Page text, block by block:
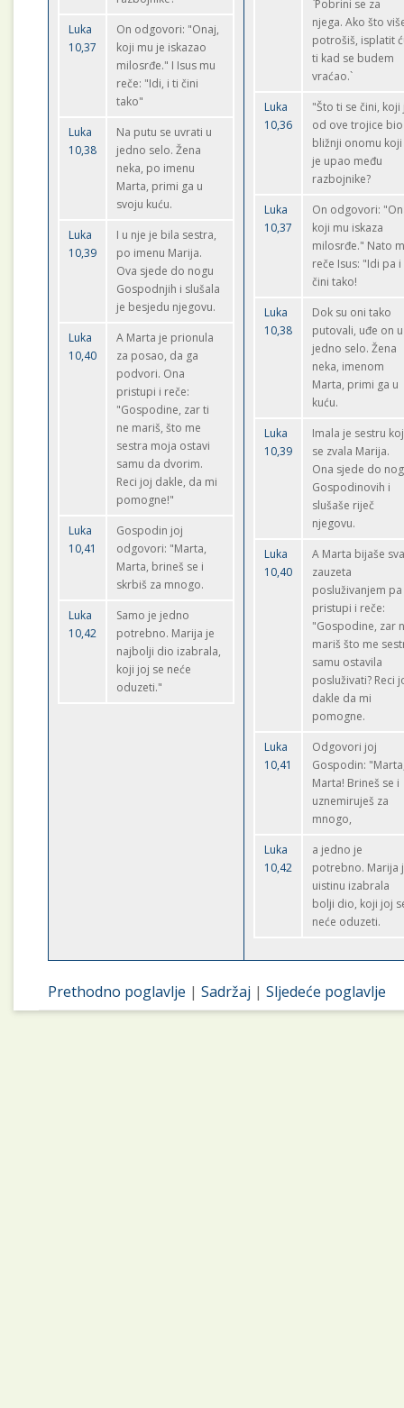
Luka
10,37
On odgovori: "Onaj,
koji mu je iskazao
milosrđe." I Isus mu
reče: "Idi, i ti čini
tako"
Luka
10,38
Na putu se uvrati u
jedno selo. Žena
neka, po imenu
Marta, primi ga u
svoju kuću.
Luka
10,39
I u nje je bila sestra,
po imenu Marija.
Ova sjede do nogu
Gospodnjih i slušala
je besjedu njegovu.
Luka
10,40
A Marta je prionula
za posao, da ga
podvori. Ona
pristupi i reče:
"Gospodine, zar ti
ne mariš, što me
sestra moja ostavi
samu da dvorim.
Reci joj dakle, da mi
pomogne!"
Luka
10,41
Gospodin joj
odgovori: "Marta,
Marta, brineš se i
skrbiš za mnogo.
Luka
10,42
Samo je jedno
potrebno. Marija je
najbolji dio izabrala,
koji joj se neće
oduzeti."
`Pobrini se za
njega. Ako što
potrošiš, isplatit
ti kad se budem
vraćao.`
Luka
10,36
"Što ti se čini, koji
od ove trojice bio
bližnji onomu koji
je upao među
razbojnike?
Luka
10,37
On odgovori:
koji mu iskaza
milosrđe." Nato
reče Isus: "Idi pa
čini tako!
Luka
10,38
Dok su oni tako
putovali, uđe on u
jedno selo. Žena
neka, imenom
Marta, primi ga u
kuću.
Luka
10,39
Imala je sestru
se zvala Marija.
Ona sjede do
Gospodinovih i
slušaše riječ
njegovu.
Luka
10,40
A Marta bijaše
zauzeta
posluživanjem pa
pristupi i reče:
"Gospodine, zar
mariš što me
samu ostavila
posluživati? Reci
dakle da mi
pomogne.
Luka
10,41
Odgovori joj
Gospodin:
Marta! Brineš se i
uznemiruješ za
mnogo,
Luka
10,42
a jedno je
potrebno. Marija
uistinu izabrala
bolji dio, koji joj
neće oduzeti.
Prethodno poglavlje |Sadržaj |Sljedeće poglavlje